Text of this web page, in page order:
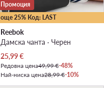
още 25% Код: LAST
Промоция
Reebok
Дамска чанта · Черен
Актуална цена
25,99€
Редовна цена49,99 €-48%
Най-ниска цена28,99 €-10%